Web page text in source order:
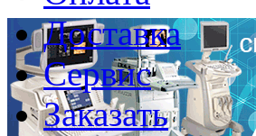
Доставка
Сервис
Заказать